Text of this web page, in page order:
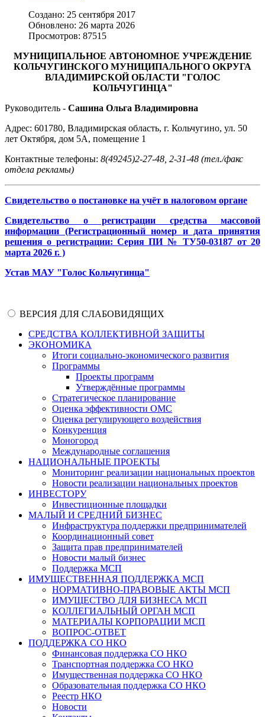
Создано: 25 сентября 2017
Обновлено: 26 марта 2026
Просмотров: 87515
МУНИЦИПАЛЬНОЕ АВТОНОМНОЕ УЧРЕЖДЕНИЕ
КОЛЬЧУГИНСКОГО МУНИЦИПАЛЬНОГО ОКРУГА
ВЛАДИМИРСКОЙ ОБЛАСТИ "ГОЛОС
КОЛЬЧУГИНЦА"
Руководитель - Сашина Ольга Владимировна
Адрес: 601780, Владимирская область, г. Кольчугино, ул. 50
лет Октября, дом 5А, помещение 1
Контактные телефоны: 8(49245)2-27-48, 2-31-48 (тел./факс
отдела рекламы)
Свидетельство о постановке на учёт в налоговом органе
Свидетельство о регистрации средства массовой
информации (Регистрационный номер и дата принятия
решения о регистрации: Серия ПИ № ТУ50-03187 от 20
марта 2026 г. )
Устав МАУ "Голос Кольчугинца"
ВЕРСИЯ ДЛЯ СЛАБОВИДЯЩИХ
СРЕДСТВА КОЛЛЕКТИВНОЙ ЗАЩИТЫ
ЭКОНОМИКА
Итоги социально-экономического развития
Программы
Проекты программ
Утверждённые программы
Стратегическое планирование
Оценка эффективности ОМС
Оценка регулирующего воздействия
Конкуренция
Моногород
Международные соглашения
НАЦИОНАЛЬНЫЕ ПРОЕКТЫ
Мониторинг реализации национальных проектов
Новости реализации национальных проектов
ИНВЕСТОРУ
Инвестиционные площадки
МАЛЫЙ И СРЕДНИЙ БИЗНЕС
Инфраструктура поддержки предпринимателей
Координационный совет
Защита прав предпринимателей
Новости малый бизнес
Поддержка МСП
ИМУЩЕСТВЕННАЯ ПОДДЕРЖКА МСП
НОРМАТИВНО-ПРАВОВЫЕ АКТЫ МСП
ИМУЩЕСТВО ДЛЯ БИЗНЕСА МСП
КОЛЛЕГИАЛЬНЫЙ ОРГАН МСП
МАТЕРИАЛЫ КОРПОРАЦИИ МСП
ВОПРОС-ОТВЕТ
ПОДДЕРЖКА СО НКО
Финансовая поддержка СО НКО
Транспортная поддержка СО НКО
Имущественная поддержка СО НКО
Образовательная поддержка СО НКО
Реестр НКО
Новости